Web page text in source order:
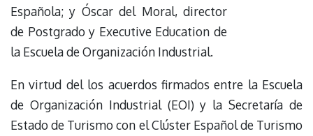
Española; y Óscar del Moral, director
de Postgrado y Executive Education de
la Escuela de Organización Industrial.
En virtud del los acuerdos firmados entre la Escuela
de Organización Industrial (EOI) y la Secretaría de
Estado de Turismo con el Clúster Español de Turismo